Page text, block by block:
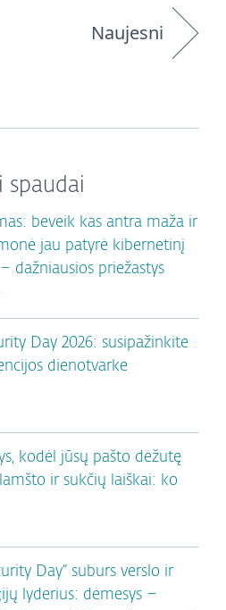
Naujesni
spaudai
beveik kas antra maža ir
jau patyrė kibernetinį
dažniausios priežastys
Day 2026: susipažinkite
dienotvarke
kodėl jūsų pašto dėžutę
ir sukčių laiškai: ko
Day“ suburs verslo ir
lyderius: dėmesys –